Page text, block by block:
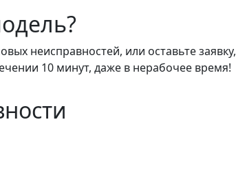
неисправностей, или оставьте заявку,
10 минут, даже в нерабочее время!